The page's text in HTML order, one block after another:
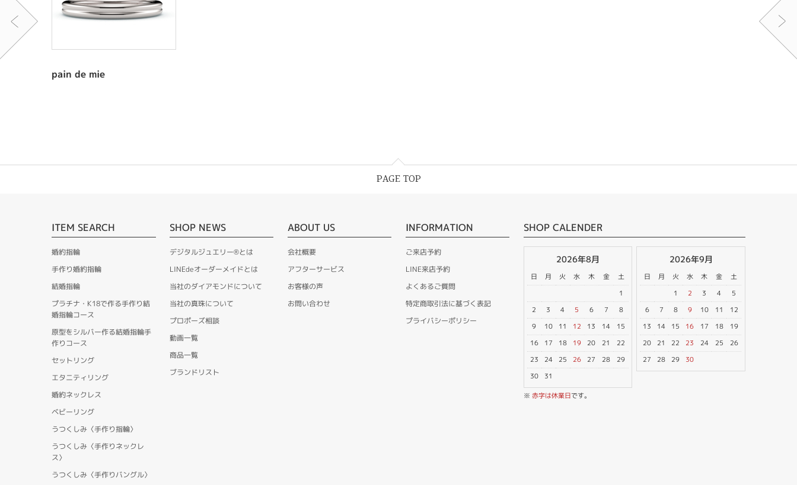
pain de mie
PAGE TOP
ITEM SEARCH
婚約指輪
手作り婚約指輪
結婚指輪
プラチナ・K18で作る手作り結
婚指輪コース
原型をシルバー作る結婚指輪手
作りコース
セットリング
エタニティリング
婚約ネックレス
ベビーリング
うつくしみ〈手作り指輪〉
うつくしみ〈手作りネックレ
ス〉
うつくしみ〈手作りバングル〉
SHOP NEWS
デジタルジュエリー®とは
LINEdeオーダーメイドとは
当社のダイアモンドについて
当社の真珠について
プロポーズ相談
動画一覧
商品一覧
ブランドリスト
ABOUT US
会社概要
アフターサービス
お客様の声
お問い合わせ
INFORMATION
ご来店予約
LINE来店予約
よくあるご質問
特定商取引法に基づく表記
プライバシーポリシー
SHOP CALENDER
2026年8月
日 月 火 水 木 金
土
1
2
3 4 5 6 7
8
9
10 11 12 13 14
15
16
17 18 19 20 21
22
23
24 25 26 27 28
29
30
31
2026年9月
日 月 火 水 木 金
土
1
2 3 4
5
6
7 8 9 10 11
12
13
14 15 16 17 18
19
20
21 22 23 24 25
26
27
28 29 30
※ 赤字は休業日です。